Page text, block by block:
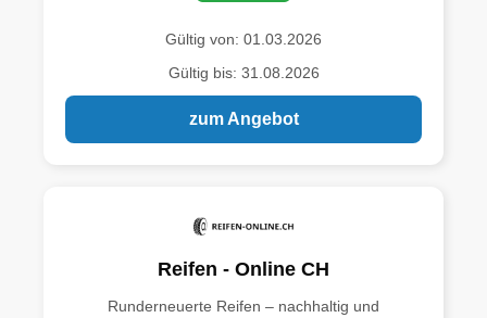
Gültig von: 01.03.2026
Gültig bis: 31.08.2026
zum Angebot
Reifen - Online CH
Runderneuerte Reifen – nachhaltig und